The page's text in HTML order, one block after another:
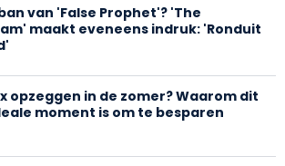
van 'False Prophet'? 'The
maakt eveneens indruk: 'Ronduit
opzeggen in de zomer? Waarom dit
moment is om te besparen